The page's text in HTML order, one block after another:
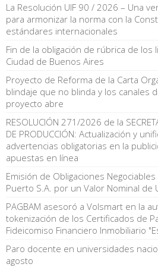
La Resolución UIF 90 / 2026 – Una
para armonizar la norma con la
estándares internacionales
Fin de la obligación de rúbrica de los
Ciudad de Buenos Aires
Proyecto de Reforma de la Carta
blindaje que no blinda y los canales
proyecto abre
RESOLUCIÓN 271/2026 de la
DE PRODUCCIÓN: Actualización y
advertencias obligatorias en la
apuestas en línea
Emisión de Obligaciones
Puerto S.A. por un Valor Nominal de
PAGBAM asesoró a Volsmart en la
tokenización de los Certificados de
Fideicomiso Financiero Inmobiliario
Paro docente en universidades
agosto